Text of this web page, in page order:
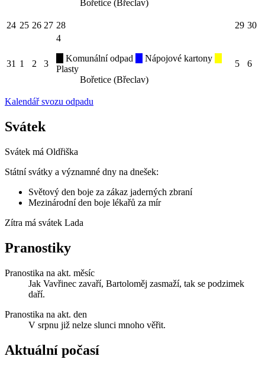
Bořetice (Břeclav)
24 25 26 27 28 29 30
31 1 2 3
4
Komunální odpad
Nápojové kartony
Plasty
Bořetice (Břeclav)
5 6
Kalendář svozu odpadu
Svátek
Svátek má Oldřiška
Státní svátky a významné dny na dnešek:
Světový den boje za zákaz jaderných zbraní
Mezinárodní den boje lékařů za mír
Zítra má svátek Lada
Pranostiky
Pranostika na akt. měsíc
Jak Vavřinec zavaří, Bartoloměj zasmaží, tak se podzimek
daří.
Pranostika na akt. den
V srpnu již nelze slunci mnoho věřit.
Aktuální počasí